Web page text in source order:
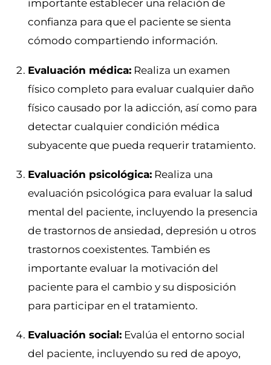
importante establecer una relación de
confianza para que el paciente se sienta
cómodo compartiendo información.
Evaluación médica: Realiza un examen
físico completo para evaluar cualquier daño
físico causado por la adicción, así como para
detectar cualquier condición médica
subyacente que pueda requerir tratamiento.
Evaluación psicológica: Realiza una
evaluación psicológica para evaluar la salud
mental del paciente, incluyendo la presencia
de trastornos de ansiedad, depresión u otros
trastornos coexistentes. También es
importante evaluar la motivación del
paciente para el cambio y su disposición
para participar en el tratamiento.
Evaluación social: Evalúa el entorno social
del paciente, incluyendo su red de apoyo,